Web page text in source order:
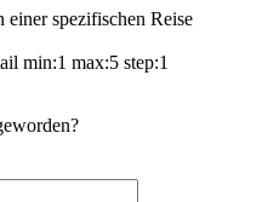
spezifischen Reise
min:1 max:5 step:1